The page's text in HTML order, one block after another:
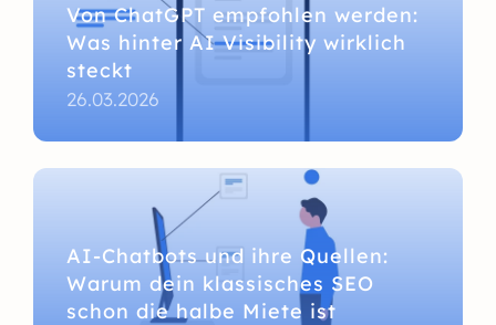
Von ChatGPT empfohlen werden:
Was hinter AI Visibility wirklich
steckt
26.03.2026
AI-Chatbots und ihre Quellen:
Warum dein klassisches SEO
schon die halbe Miete ist